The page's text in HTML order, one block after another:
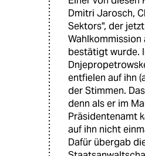
Dmitri Jarosch,
Sektors", der
bestätigt wurde.
entfielen auf ihn
der Stimmen.
denn als er im
Präsidentenamt
auf ihn nicht
Dafür übergab